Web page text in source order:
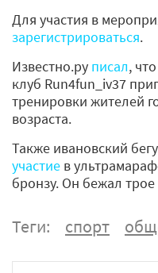
Для участия в
зарегистрироваться.
Известно.ру писал,
клуб Run4fun_iv37
тренировки жителей
возраста.
Также ивановский
участие в
бронзу. Он бежал трое
Теги: спорт